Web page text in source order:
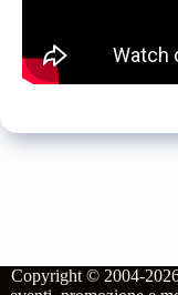
Copyright © 2004-